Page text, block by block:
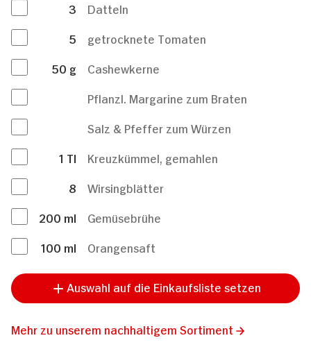
3
Datteln
5
getrocknete Tomaten
50 g
Cashewkerne
Pflanzl. Margarine zum Braten
Salz & Pfeffer zum Würzen
1 Tl
Kreuzkümmel, gemahlen
8
Wirsingblätter
200 ml
Gemüsebrühe
100 ml Orangensaft
Auswahl auf die Einkaufsliste setzen
Mehr zu unserem nachhaltigem Sortiment